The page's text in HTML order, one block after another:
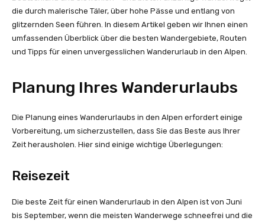
die durch malerische Täler, über hohe Pässe und entlang von
glitzernden Seen führen. In diesem Artikel geben wir Ihnen einen
umfassenden Überblick über die besten Wandergebiete, Routen
und Tipps für einen unvergesslichen Wanderurlaub in den Alpen.
Planung Ihres Wanderurlaubs
Die Planung eines Wanderurlaubs in den Alpen erfordert einige
Vorbereitung, um sicherzustellen, dass Sie das Beste aus Ihrer
Zeit herausholen. Hier sind einige wichtige Überlegungen:
Reisezeit
Die beste Zeit für einen Wanderurlaub in den Alpen ist von Juni
bis September, wenn die meisten Wanderwege schneefrei und die